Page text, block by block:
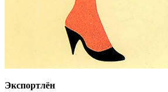
Экспортлён